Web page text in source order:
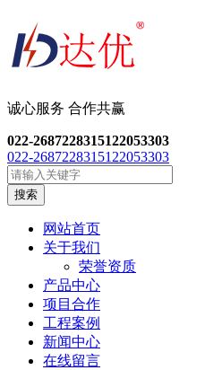
诚心服务 合作共赢
022-2687228315122053303
022-2687228315122053303
搜索
网站首页
关于我们
荣誉资质
产品中心
项目合作
工程案例
新闻中心
在线留言